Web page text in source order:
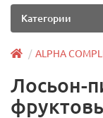
Категории
ALPHA
Лосьон-